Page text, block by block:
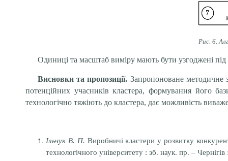
Рис. 6.
Одиниці та масштаб виміру мають бути узгоджені
Висновки та пропозиції. Запропоноване методичне
потенційних учасників кластера, формування його
технологічно тяжіють до кластера, дає можливість
Ільчук В. П. Виробничі кластери у розвитку
технологічного університету : зб. наук. пр. –